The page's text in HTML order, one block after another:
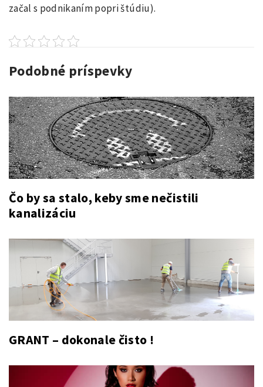
začal s podnikaním popri štúdiu).
Podobné príspevky
Čo by sa stalo, keby sme nečistili
kanalizáciu
GRANT – dokonale čisto !